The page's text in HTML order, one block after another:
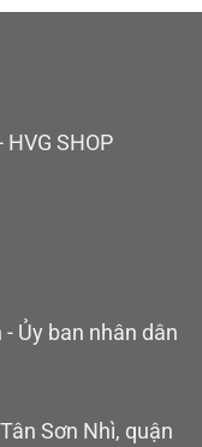
SHOP
Ủy ban nhân dân
Sơn Nhì, quận